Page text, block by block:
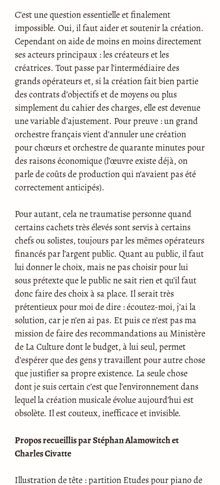
C’est une question essentielle et finalement
impossible. Oui, il faut aider et soutenir la création.
Cependant on aide de moins en moins directement
ses acteurs principaux : les créateurs et les
créatrices. Tout passe par l’intermédiaire des
grands opérateurs et, si la création fait bien partie
des contrats d’objectifs et de moyens ou plus
simplement du cahier des charges, elle est devenue
une variable d’ajustement. Pour preuve : un grand
orchestre français vient d’annuler une création
pour chœurs et orchestre de quarante minutes pour
des raisons économique (l’œuvre existe déjà, on
parle de coûts de production qui n’avaient pas été
correctement anticipés).
Pour autant, cela ne traumatise personne quand
certains cachets très élevés sont servis à certains
chefs ou solistes, toujours par les mêmes opérateurs
financés par l’argent public. Quant au public, il faut
lui donner le choix, mais ne pas choisir pour lui
sous prétexte que le public ne sait rien et qu’il faut
donc faire des choix à sa place. Il serait très
prétentieux pour moi de dire : écoutez-moi, j’ai la
solution, car je n’en ai pas. Et puis ce n’est pas ma
mission de faire des recommandations au Ministère
de La Culture dont le budget, à lui seul, permet
d’espérer que des gens y travaillent pour autre chose
que justifier sa propre existence. La seule chose
dont je suis certain c’est que l’environnement dans
lequel la création musicale évolue aujourd’hui est
obsolète. Il est couteux, inefficace et invisible.
Propos recueillis par Stéphan Alamowitch et
Charles Civatte
Illustration de tête : partition Etudes pour piano de